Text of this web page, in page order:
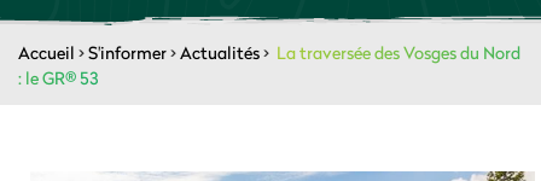
Accueil >S'informer>Actualités> La traversée des Vosges du Nord
: le GR® 53